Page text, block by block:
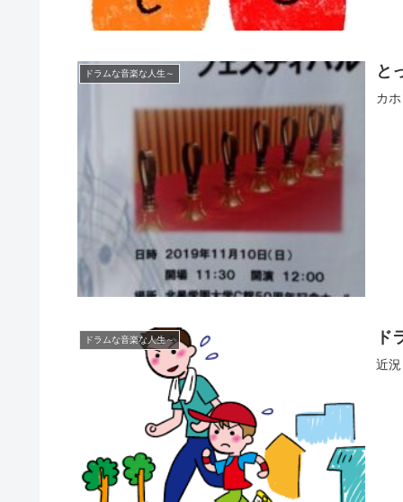
ドラムな音楽な人生～ と
カ
ドラムな音楽な人生～ ド
近